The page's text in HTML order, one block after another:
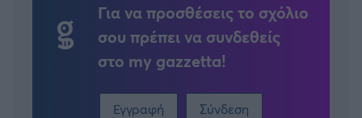
Για να προσθέσεις το σχόλιο
σου πρέπει να συνδεθείς
στο my gazzetta!
Εγγραφή Σύνδεση